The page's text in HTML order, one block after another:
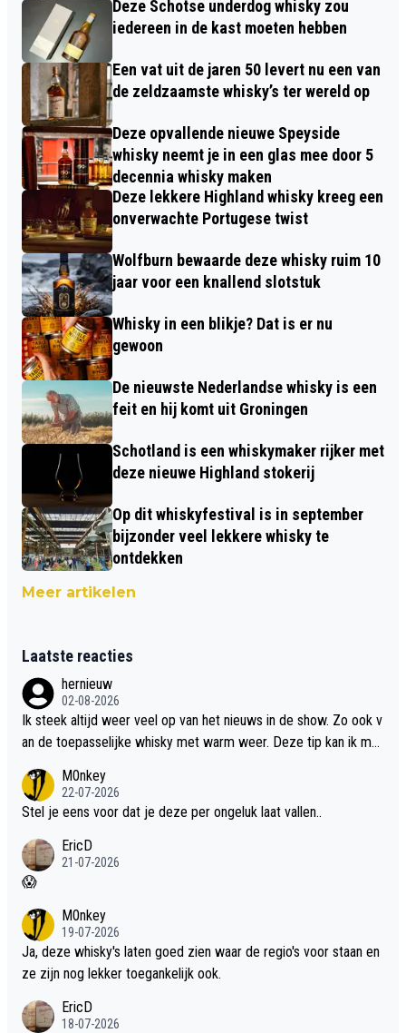
Deze Schotse underdog whisky zou
iedereen in de kast moeten hebben
Een vat uit de jaren 50 levert nu een van
de zeldzaamste whisky’s ter wereld op
Deze opvallende nieuwe Speyside
whisky neemt je in een glas mee door 5
decennia whisky maken
Deze lekkere Highland whisky kreeg een
onverwachte Portugese twist
Wolfburn bewaarde deze whisky ruim 10
jaar voor een knallend slotstuk
Whisky in een blikje? Dat is er nu
gewoon
De nieuwste Nederlandse whisky is een
feit en hij komt uit Groningen
Schotland is een whiskymaker rijker met
deze nieuwe Highland stokerij
Op dit whiskyfestival is in september
bijzonder veel lekkere whisky te
ontdekken
Meer artikelen
Laatste reacties
hernieuw
02-08-2026
Ik steek altijd weer veel op van het nieuws in de show. Zo ook v
an de toepasselijke whisky met warm weer. Deze tip kan ik met
M0nkey
22-07-2026
Stel je eens voor dat je deze per ongeluk laat vallen..
EricD
21-07-2026
😱
M0nkey
19-07-2026
Ja, deze whisky's laten goed zien waar de regio's voor staan en
ze zijn nog lekker toegankelijk ook.
EricD
18-07-2026